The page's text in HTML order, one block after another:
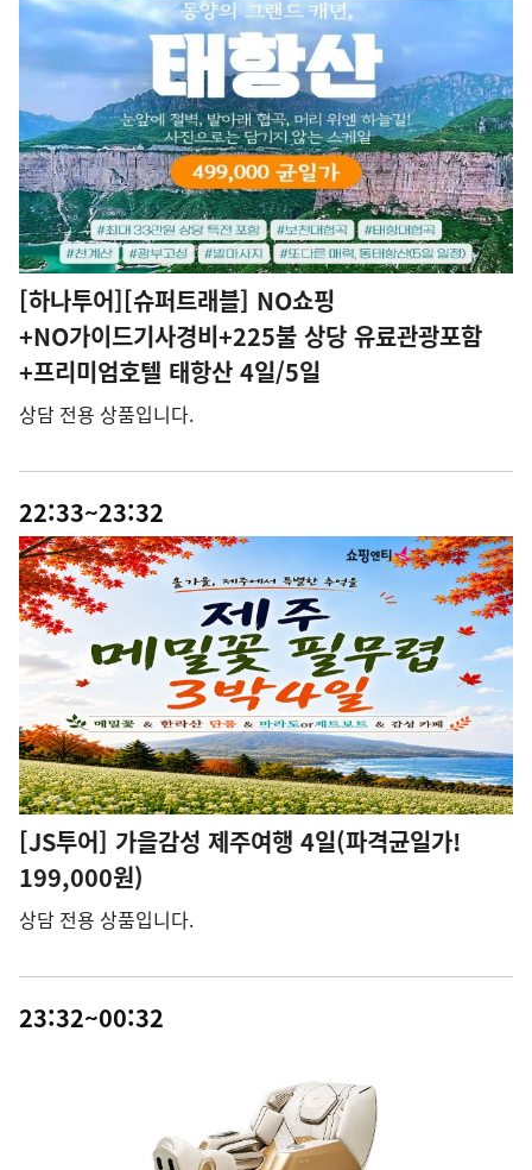
[하나투어][슈퍼트래블] NO쇼핑
+NO가이드기사경비+225불 상당 유료관광포함
+프리미엄호텔 태항산 4일/5일
상담 전용 상품입니다.
22:33~23:32
[JS투어] 가을감성 제주여행 4일(파격균일가!
199,000원)
상담 전용 상품입니다.
23:32~00:32